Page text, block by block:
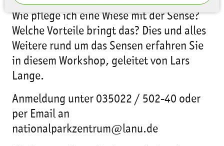
Wie pflege ich eine Wiese mit der Sense?
Welche Vorteile bringt das? Dies und alles
Weitere rund um das Sensen erfahren Sie
in diesem Workshop, geleitet von Lars
Lange.
Anmeldung unter 035022 / 502-40 oder
per Email an
nationalparkzentrum@lanu.de